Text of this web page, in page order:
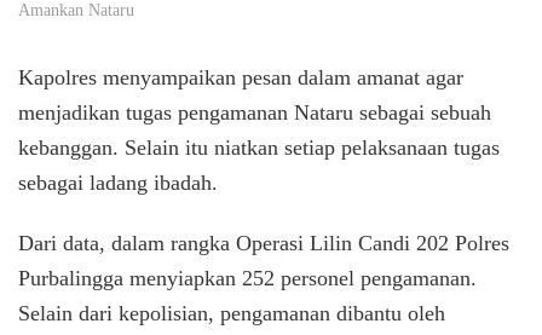
Amankan Nataru
Kapolres menyampaikan pesan dalam amanat agar
menjadikan tugas pengamanan Nataru sebagai sebuah
kebanggan. Selain itu niatkan setiap pelaksanaan tugas
sebagai ladang ibadah.
Dari data, dalam rangka Operasi Lilin Candi 202 Polres
Purbalingga menyiapkan 252 personel pengamanan.
Selain dari kepolisian, pengamanan dibantu oleh